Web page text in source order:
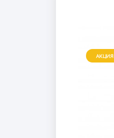
АКЦИЯ